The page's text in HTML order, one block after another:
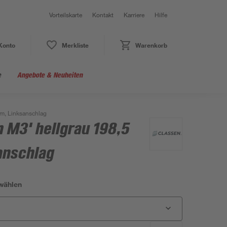
Vorteilskarte Kontakt Karriere Hilfe
Merkliste Warenkorb
Angebote & Neuheiten
Linksanschlag
hellgrau 198,5